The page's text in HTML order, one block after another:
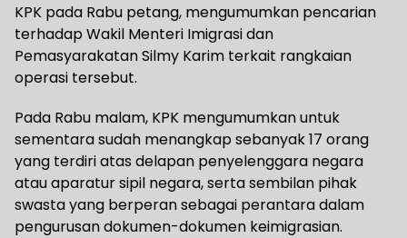
KPK pada Rabu petang, mengumumkan pencarian
terhadap Wakil Menteri Imigrasi dan
Pemasyarakatan Silmy Karim terkait rangkaian
operasi tersebut.
Pada Rabu malam, KPK mengumumkan untuk
sementara sudah menangkap sebanyak 17 orang
yang terdiri atas delapan penyelenggara negara
atau aparatur sipil negara, serta sembilan pihak
swasta yang berperan sebagai perantara dalam
pengurusan dokumen-dokumen keimigrasian.